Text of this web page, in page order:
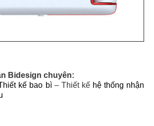
Bidesign chuyên:
kế bao bì– Thiết kế hệ thống nhận